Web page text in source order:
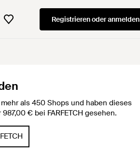
Registrieren oder anmelden
als 450 Shops und haben dieses
€ bei FARFETCH gesehen.